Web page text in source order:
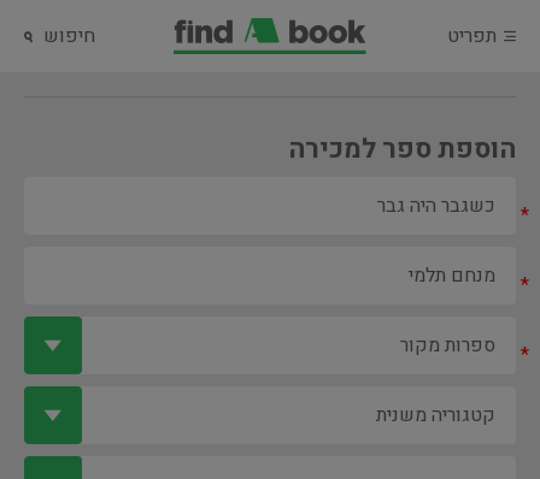
תפריט חיפוש
הוספת ספר למכירה
*
*
*